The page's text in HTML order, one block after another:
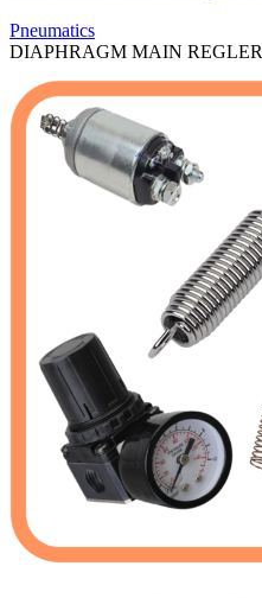
Pneumatics
DIAPHRAGM MAIN REGLER